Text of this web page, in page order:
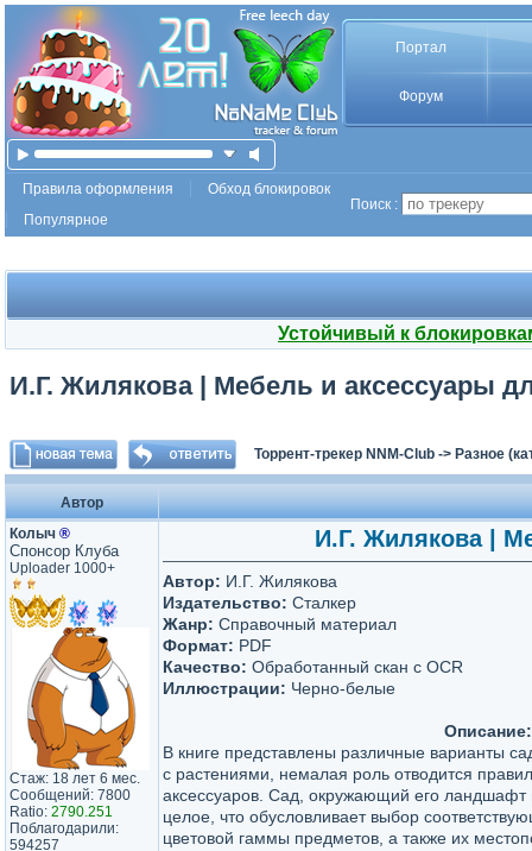
Портал
Форум
Правила оформления
Обход блокировок
Популярное
Поиск :
Устойчивый к
И.Г. Жилякова | Мебель и аксессуары
Торрент-трекер NNM-Club -> Разное
Автор
Колыч ®
Спонсор Клуба
Uploader 1000+
Стаж: 18 лет 6 мес.
Сообщений: 7800
Ratio: 2790.251
Поблагодарили:
594257
И.Г. Жилякова |
Автор: И.Г. Жилякова
Издательство: Сталкер
Жанр: Справочный материал
Формат: PDF
Качество: Обработанный скан с OCR
Иллюстрации: Черно-белые
Описание:
В книге представлены различные варианты
с растениями, немалая роль отводится
аксессуаров. Сад, окружающий его ландшафт
целое, что обусловливает выбор
цветовой гаммы предметов, а также их